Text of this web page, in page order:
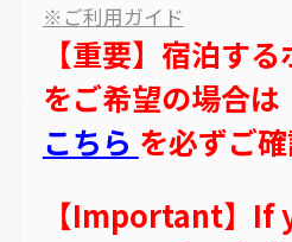
※ご利用ガイド
【重要】宿泊す
をご希望の場合は
こちら を必ずご
【Important】